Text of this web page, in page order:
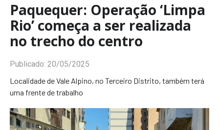
Paquequer: Operação ‘Limpa
Rio’ começa a ser realizada
no trecho do centro
Publicado: 20/05/2025
Localidade de Vale Alpino, no Terceiro Distrito, também terá
uma frente de trabalho